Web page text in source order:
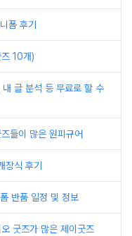
폼 후기
10개)
글 분석 등 무료로 할 수
들이 많은 원피규어
장식 후기
반품 일정 및 정보
굿즈가 많은 제이굿즈